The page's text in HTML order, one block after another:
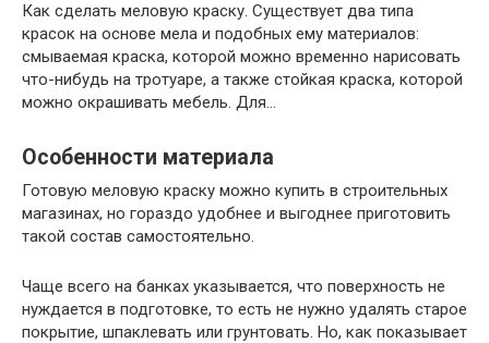
Как сделать меловую краску. Существует два типа
красок на основе мела и подобных ему материалов:
смываемая краска, которой можно временно нарисовать
что-нибудь на тротуаре, а также стойкая краска, которой
можно окрашивать мебель. Для…
Особенности материала
Готовую меловую краску можно купить в строительных
магазинах, но гораздо удобнее и выгоднее приготовить
такой состав самостоятельно.
Чаще всего на банках указывается, что поверхность не
нуждается в подготовке, то есть не нужно удалять старое
покрытие, шпаклевать или грунтовать. Но, как показывает